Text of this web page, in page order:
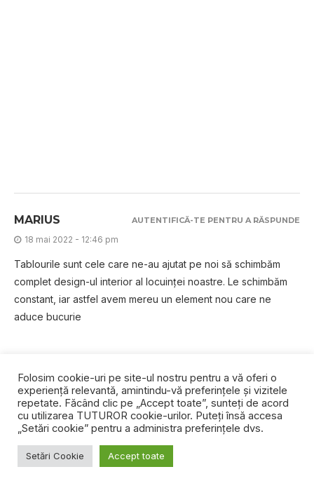
MARIUS
18 mai 2022 - 12:46 pm
Tablourile sunt cele care ne-au ajutat pe noi să schimbăm
complet design-ul interior al locuinței noastre. Le schimbăm
constant, iar astfel avem mereu un element nou care ne
aduce bucurie
AUTENTIFICĂ-TE PENTRU A RĂSPUNDE
COMENTEAZA ARTICOLUL
Trebuie să fiiautentificatpentru a publica un comentariu.
Folosim cookie-uri pe site-ul nostru pentru a vă oferi o
experiență relevantă, amintindu-vă preferințele și vizitele
repetate. Făcând clic pe „Accept toate”, sunteți de acord
cu utilizarea TUTUROR cookie-urilor. Puteți însă accesa
„Setări cookie” pentru a administra preferințele dvs.
Setări Cookie Accept toate